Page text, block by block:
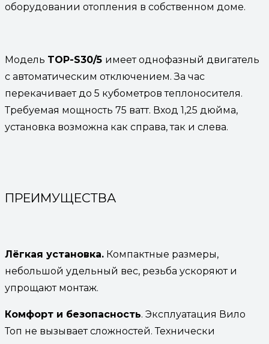
оборудовании отопления в собственном доме.
Модель TOP-S30/5 имеет однофазный двигатель
с автоматическим отключением. За час
перекачивает до 5 кубометров теплоносителя.
Требуемая мощность 75 ватт. Вход 1,25 дюйма,
установка возможна как справа, так и слева.
ПРЕИМУЩЕСТВА
Лёгкая установка. Компактные размеры,
небольшой удельный вес, резьба ускоряют и
упрощают монтаж.
Комфорт и безопасность. Эксплуатация Вило
Топ не вызывает сложностей. Технически